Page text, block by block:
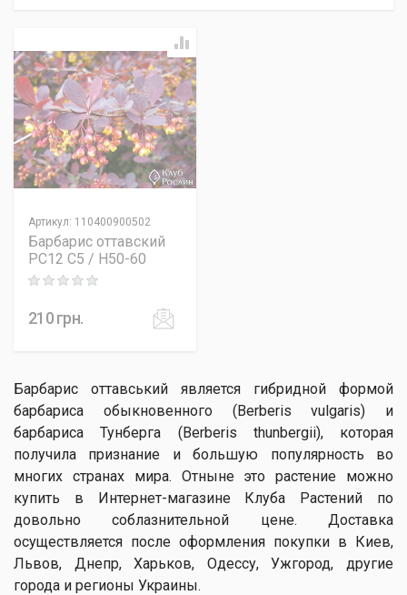
Артикул: 110400900502
Барбарис оттавский
PC12 C5 / H50-60
Rating: 0 out of 5
210грн.
Барбарис оттавський является гибридной формой
барбариса обыкновенного (Berberis vulgaris) и
барбариса Тунберга (Berberis thunbergii), которая
получила признание и большую популярность во
многих странах мира. Отныне это растение можно
купить в Интернет-магазине Клуба Растений по
довольно соблазнительной цене. Доставка
осуществляется после оформления покупки в Киев,
Львов, Днепр, Харьков, Одессу, Ужгород, другие
города и регионы Украины.